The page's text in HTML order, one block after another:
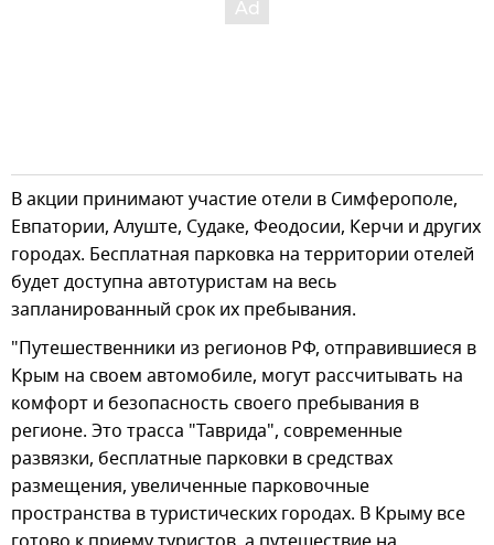
В акции принимают участие отели в Симферополе,
Евпатории, Алуште, Судаке, Феодосии, Керчи и других
городах. Бесплатная парковка на территории отелей
будет доступна автотуристам на весь
запланированный срок их пребывания.
"Путешественники из регионов РФ, отправившиеся в
Крым на своем автомобиле, могут рассчитывать на
комфорт и безопасность своего пребывания в
регионе. Это трасса "Таврида", современные
развязки, бесплатные парковки в средствах
размещения, увеличенные парковочные
пространства в туристических городах. В Крыму все